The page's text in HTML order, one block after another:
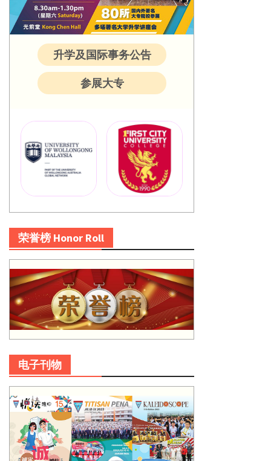
升学及国际事务公告
参展大专
荣誉榜 Honor Roll
电子刊物